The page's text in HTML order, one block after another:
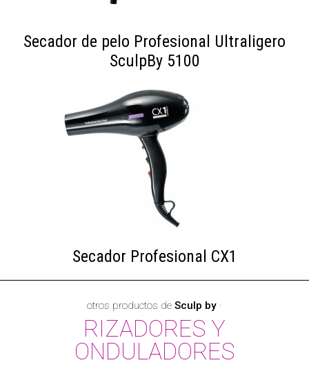
Secador de pelo Profesional Ultraligero
SculpBy 5100
Secador Profesional CX1
otros productos de Sculp by ·
RIZADORES Y
ONDULADORES